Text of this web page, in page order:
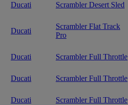
Ducati Scrambler Desert Sled
Ducati
Scrambler Flat Track
Pro
Ducati Scrambler Full Throttle
Ducati Scrambler Full Throttle
Ducati Scrambler Full Throttle